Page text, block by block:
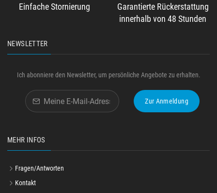
Einfache Stornierung
Garantierte Rückerstattung
innerhalb von 48 Stunden
NEWSLETTER
Ich abonniere den Newsletter, um persönliche Angebote zu erhalten.
Zur Anmeldung
MEHR INFOS
Fragen/Antworten
Kontakt